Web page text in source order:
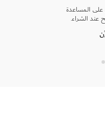
المساعدة
عند الشراء.